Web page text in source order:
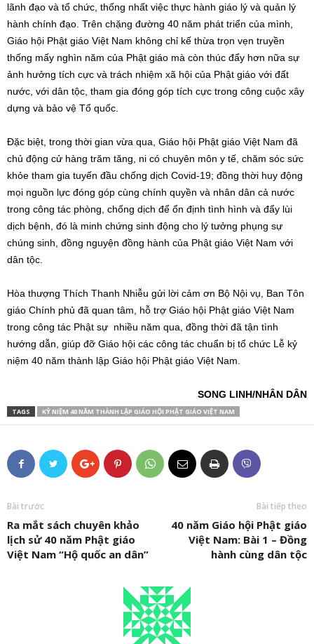
lãnh đạo và tổ chức, thống nhất việc thực hành giáo lý và quản lý
hành chính đạo. Trên chặng đường 40 năm phát triển của mình,
Giáo hội Phật giáo Việt Nam không chỉ kế thừa trọn vẹn truyền
thống mấy nghìn năm của Phật giáo mà còn thúc đẩy hơn nữa sự
ảnh hưởng tích cực và trách nhiệm xã hội của Phật giáo với đất
nước, với dân tộc, tham gia đóng góp tích cực trong công cuộc xây
dựng và bảo vệ Tổ quốc.
Đặc biệt, trong thời gian vừa qua, Giáo hội Phật giáo Việt Nam đã
chủ động cử hàng trăm tăng, ni có chuyên môn y tế, chăm sóc sức
khỏe tham gia tuyến đầu chống dịch Covid-19; đồng thời huy động
mọi nguồn lực đóng góp cùng chính quyền và nhân dân cả nước
trong công tác phòng, chống dịch để ổn định tình hình và đẩy lùi
dịch bệnh, đó là minh chứng sinh động cho lý tưởng phụng sự
chúng sinh, đồng nguyện đồng hành của Phật giáo Việt Nam với
dân tộc.
Hòa thượng Thích Thanh Nhiễu gửi lời cảm ơn Bộ Nội vụ, Ban Tôn
giáo Chính phủ đã quan tâm, hỗ trợ Giáo hội Phật giáo Việt Nam
trong công tác Phật sự nhiều năm qua, đồng thời đã tận tình
hướng dẫn, giúp đỡ Giáo hội các công tác chuẩn bị tổ chức Lễ kỷ
niệm 40 năm thành lập Giáo hội Phật giáo Việt Nam.
SONG LINH/NHÂN DÂN
TAGS KỶ NIỆM 40 NĂM THÀNH LẬP GIÁO HỘI PHẬT GIÁO VIỆT NAM
Bài trước
Ra mắt sách chuyên khảo
lịch sử 40 năm Phật giáo
Việt Nam “Hộ quốc an dân”
Bài tiếp theo
40 năm Giáo hội Phật giáo
Việt Nam: Bài 1 – Đồng
hành cùng dân tộc